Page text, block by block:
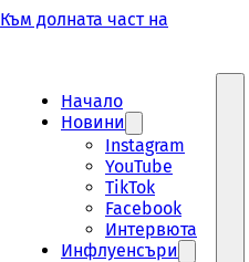
Към долната част на
Начало
Новини
Instagram
YouTube
TikTok
Facebook
Интервюта
Инфлуенсъри